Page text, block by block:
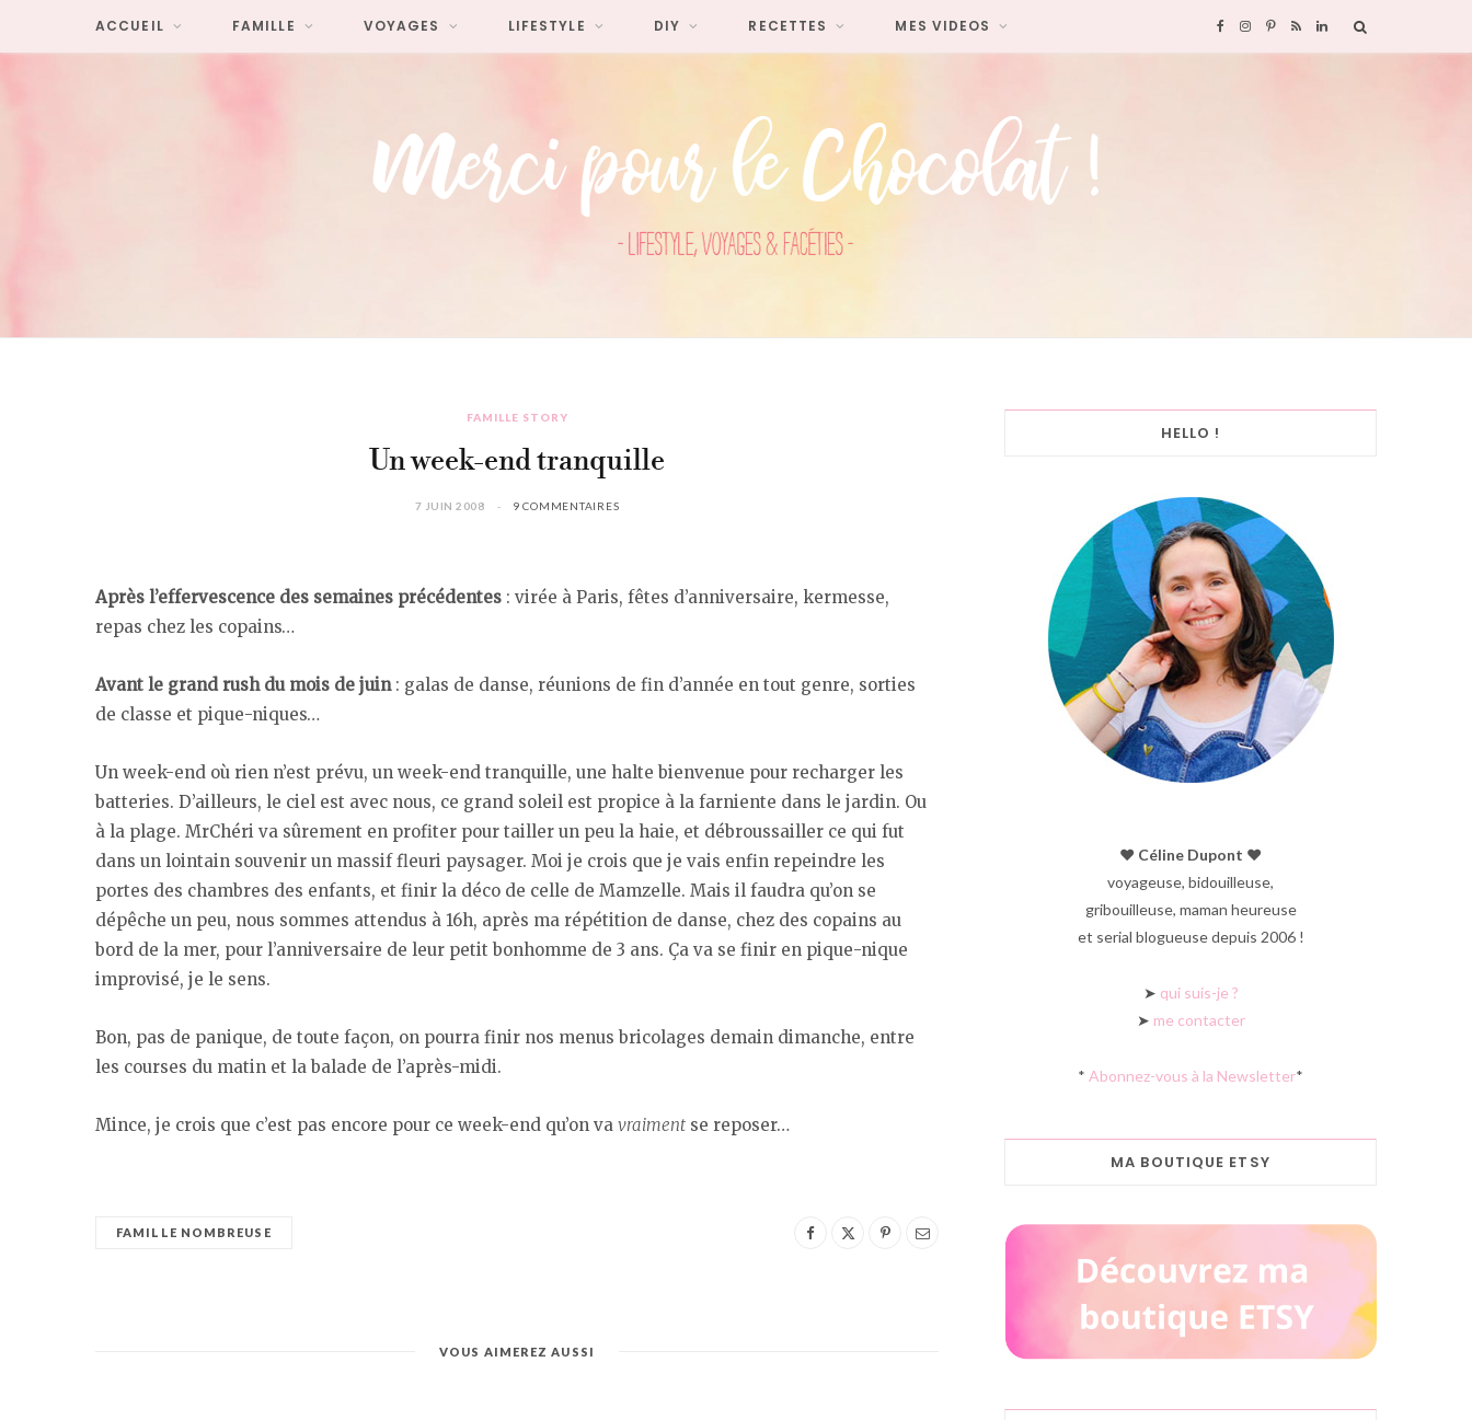
F
o
I
r
P
e
R L
I
ACCUEIL FAMILLE VOYAGES LIFESTYLE DIY RECETTES MES VIDEOS
FAMILLE STORY
Un week-end tranquille
7 JUIN 2008 9 COMMENTAIRES
Après l’effervescence des semaines précédentes : virée à Paris, fêtes d’anniversaire, kermesse,
repas chez les copains…
Avant le grand rush du mois de juin: galas de danse, réunions de fin d’année en tout genre, sorties
de classe et pique-niques…
Un week-end où rien n’est prévu, un week-end tranquille, une halte bienvenue pour recharger les
batteries. D’ailleurs, le ciel est avec nous, ce grand soleil est propice à la farniente dans le jardin. Ou
à la plage. MrChéri va sûrement en profiter pour tailler un peu la haie, et débroussailler ce qui fut
dans un lointain souvenir un massif fleuri paysager. Moi je crois que je vais enfin repeindre les
portes des chambres des enfants, et finir la déco de celle de Mamzelle. Mais il faudra qu’on se
dépêche un peu, nous sommes attendus à 16h, après ma répétition de danse, chez des copains au
bord de la mer, pour l’anniversaire de leur petit bonhomme de 3 ans. Ça va se finir en pique-nique
improvisé, je le sens.
Bon, pas de panique, de toute façon, on pourra finir nos menus bricolages demain dimanche, entre
les courses du matin et la balade de l’après-midi.
Mince, je crois que c’est pas encore pour ce week-end qu’on va vraiment se reposer…
FAMILLE NOMBREUSE
VOUS AIMEREZ AUSSI
HELLO !
♥︎ Céline Dupont ♥︎
voyageuse, bidouilleuse,
gribouilleuse, maman heureuse
et serial blogueuse depuis 2006 !
➤ qui suis-je ?
➤ me contacter
* Abonnez-vous à la Newsletter*
MA BOUTIQUE ETSY